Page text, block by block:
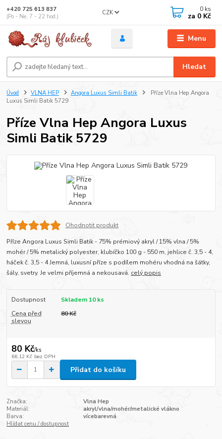
Menu
CZK
Hledat
+420 725 613 837
(Po - Ne, 7 - 22 hod.)
0 ks
za 0 Kč
Úvod VLNA HEP Angora Luxus Simli Batik
Příze Vlna Hep Angora
Luxus Simli Batik 5729
Příze Vlna Hep Angora Luxus
Simli Batik 5729
Ohodnotit produkt
Příze Angora Luxus Simli Batik - 75% prémiový akryl / 15% vlna / 5%
mohér / 5% metalický polyester, klubíčko 100 g - 550 m, jehlice č. 3,5 - 4,
háček č. 3,5 - 4 Jemná, luxusní příze s podílem mohéru vhodná na šátky,
šály, svetry. Je velmi příjemná a nekousavá. celý popis
Dostupnost
Skladem 10 ks
Cena před
slevou
80 Kč
80 Kč/ks
66,12 Kč bez DPH
Přidat do košíku
Značka:
Vlna Hep
Materiál:
akryl/vlna/mohér/metalické vlákno
Barva:
vícebarevná
Hlídat cenu / dostupnost